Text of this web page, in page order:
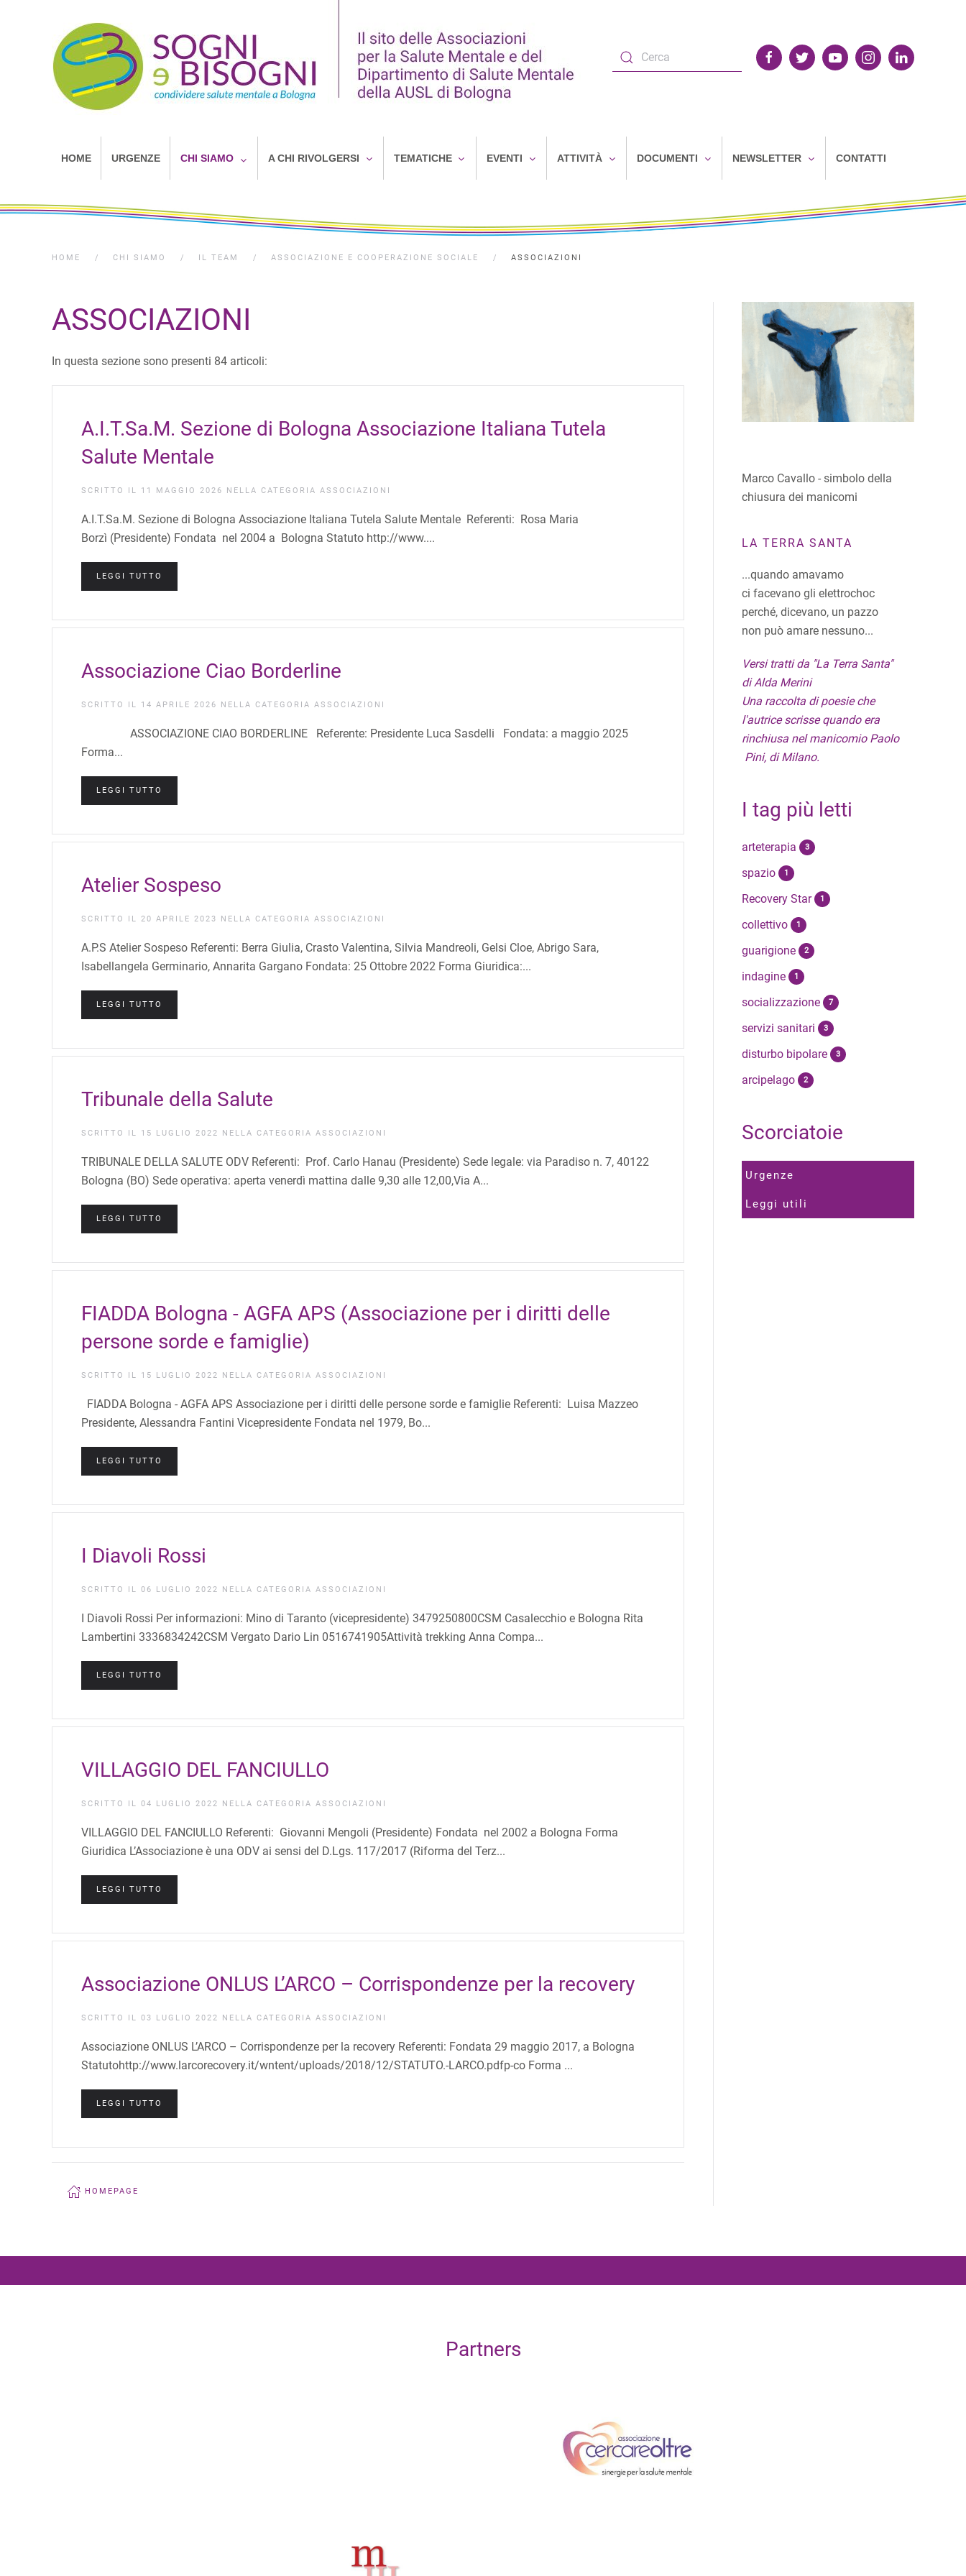
HOME URGENZE CHI SIAMO A CHI RIVOLGERSI TEMATICHE EVENTI ATTIVITÀ DOCUMENTI NEWSLETTER CONTATTI
HOME CHI SIAMO IL TEAM ASSOCIAZIONE E COOPERAZIONE SOCIALE ASSOCIAZIONI
ASSOCIAZIONI
In questa sezione sono presenti 84 articoli:
A.I.T.Sa.M. Sezione di Bologna Associazione Italiana Tutela
Salute Mentale
SCRITTO IL 11 MAGGIO 2026 NELLA CATEGORIA ASSOCIAZIONI
A.I.T.Sa.M. Sezione di Bologna Associazione Italiana Tutela Salute Mentale Referenti: Rosa Maria
Borzì (Presidente) Fondata nel 2004 a Bologna Statuto http://www....
LEGGI TUTTO
Associazione Ciao Borderline
SCRITTO IL 14 APRILE 2026 NELLA CATEGORIA ASSOCIAZIONI
ASSOCIAZIONE CIAO BORDERLINE Referente: Presidente Luca Sasdelli Fondata: a maggio 2025
Forma...
LEGGI TUTTO
Atelier Sospeso
SCRITTO IL 20 APRILE 2023 NELLA CATEGORIA ASSOCIAZIONI
A.P.S Atelier Sospeso Referenti: Berra Giulia, Crasto Valentina, Silvia Mandreoli, Gelsi Cloe, Abrigo Sara,
Isabellangela Germinario, Annarita Gargano Fondata: 25 Ottobre 2022 Forma Giuridica:...
LEGGI TUTTO
Tribunale della Salute
SCRITTO IL 15 LUGLIO 2022 NELLA CATEGORIA ASSOCIAZIONI
TRIBUNALE DELLA SALUTE ODV Referenti: Prof. Carlo Hanau (Presidente) Sede legale: via Paradiso n. 7, 40122
Bologna (BO) Sede operativa: aperta venerdì mattina dalle 9,30 alle 12,00,Via A...
LEGGI TUTTO
FIADDA Bologna - AGFA APS (Associazione per i diritti delle
persone sorde e famiglie)
SCRITTO IL 15 LUGLIO 2022 NELLA CATEGORIA ASSOCIAZIONI
FIADDA Bologna - AGFA APS Associazione per i diritti delle persone sorde e famiglie Referenti: Luisa Mazzeo
Presidente, Alessandra Fantini Vicepresidente Fondata nel 1979, Bo...
LEGGI TUTTO
I Diavoli Rossi
SCRITTO IL 06 LUGLIO 2022 NELLA CATEGORIA ASSOCIAZIONI
I Diavoli Rossi Per informazioni: Mino di Taranto (vicepresidente) 3479250800CSM Casalecchio e Bologna Rita
Lambertini 3336834242CSM Vergato Dario Lin 0516741905Attività trekking Anna Compa...
LEGGI TUTTO
VILLAGGIO DEL FANCIULLO
SCRITTO IL 04 LUGLIO 2022 NELLA CATEGORIA ASSOCIAZIONI
VILLAGGIO DEL FANCIULLO Referenti: Giovanni Mengoli (Presidente) Fondata nel 2002 a Bologna Forma
Giuridica L’Associazione è una ODV ai sensi del D.Lgs. 117/2017 (Riforma del Terz...
LEGGI TUTTO
Associazione ONLUS L’ARCO – Corrispondenze per la recovery
SCRITTO IL 03 LUGLIO 2022 NELLA CATEGORIA ASSOCIAZIONI
Associazione ONLUS L’ARCO – Corrispondenze per la recovery Referenti: Fondata 29 maggio 2017, a Bologna
Statutohttp://www.larcorecovery.it/wntent/uploads/2018/12/STATUTO.-LARCO.pdfp-co Forma ...
LEGGI TUTTO
HOMEPAGE
Marco Cavallo - simbolo della
chiusura dei manicomi
LA TERRA SANTA
...quando amavamo
ci facevano gli elettrochoc
perché, dicevano, un pazzo
non può amare nessuno...
Versi tratti da "La Terra Santa"
di Alda Merini
Una raccolta di poesie che
l'autrice scrisse quando era
rinchiusa nel manicomio Paolo
Pini, di Milano.
I tag più letti
arteterapia 3
spazio 1
Recovery Star 1
collettivo 1
guarigione 2
indagine 1
socializzazione 7
servizi sanitari 3
disturbo bipolare 3
arcipelago 2
Scorciatoie
Urgenze
Leggi utili
Partners